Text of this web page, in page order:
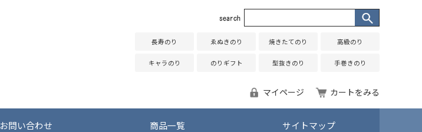
長寿のり ゑぬきのり 焼きたてのり 高級のり
キャラのり のりギフト 型抜きのり 手巻きのり
マイページ カートをみる
お問い合わせ 商品一覧 サイトマップ